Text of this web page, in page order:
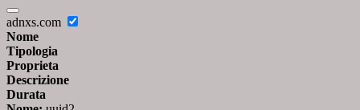
adnxs.com
Nome
Tipologia
Proprieta
Descrizione
Durata